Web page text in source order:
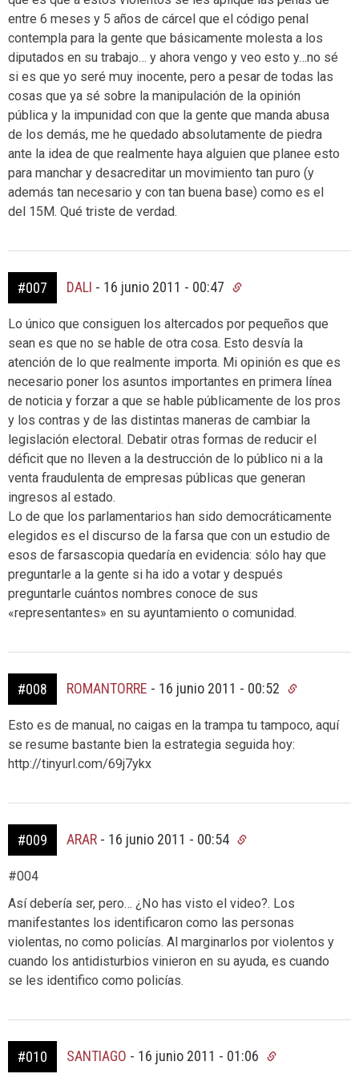
entre 6 meses y 5 años de cárcel que el código penal
contempla para la gente que básicamente molesta a los
diputados en su trabajo… y ahora vengo y veo esto y…no sé
si es que yo seré muy inocente, pero a pesar de todas las
cosas que ya sé sobre la manipulación de la opinión
pública y la impunidad con que la gente que manda abusa
de los demás, me he quedado absolutamente de piedra
ante la idea de que realmente haya alguien que planee esto
para manchar y desacreditar un movimiento tan puro (y
además tan necesario y con tan buena base) como es el
del 15M. Qué triste de verdad.
#007 DALI - 16 junio 2011 - 00:47
Lo único que consiguen los altercados por pequeños que
sean es que no se hable de otra cosa. Esto desvía la
atención de lo que realmente importa. Mi opinión es que es
necesario poner los asuntos importantes en primera línea
de noticia y forzar a que se hable públicamente de los pros
y los contras y de las distintas maneras de cambiar la
legislación electoral. Debatir otras formas de reducir el
déficit que no lleven a la destrucción de lo público ni a la
venta fraudulenta de empresas públicas que generan
ingresos al estado.
Lo de que los parlamentarios han sido democráticamente
elegidos es el discurso de la farsa que con un estudio de
esos de farsascopia quedaría en evidencia: sólo hay que
preguntarle a la gente si ha ido a votar y después
preguntarle cuántos nombres conoce de sus
«representantes» en su ayuntamiento o comunidad.
#008 ROMANTORRE - 16 junio 2011 - 00:52
Esto es de manual, no caigas en la trampa tu tampoco, aquí
se resume bastante bien la estrategia seguida hoy:
http://tinyurl.com/69j7ykx
#009 ARAR - 16 junio 2011 - 00:54
#004
Así debería ser, pero… ¿No has visto el video?. Los
manifestantes los identificaron como las personas
violentas, no como policías. Al marginarlos por violentos y
cuando los antidisturbios vinieron en su ayuda, es cuando
se les identifico como policías.
#010 SANTIAGO - 16 junio 2011 - 01:06